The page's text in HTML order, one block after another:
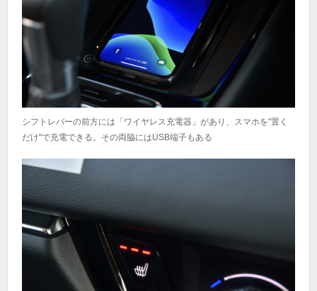
シフトレバーの前方には「ワイヤレス充電器」があり、スマホを"置く
だけ"で充電できる。その両脇にはUSB端子もある